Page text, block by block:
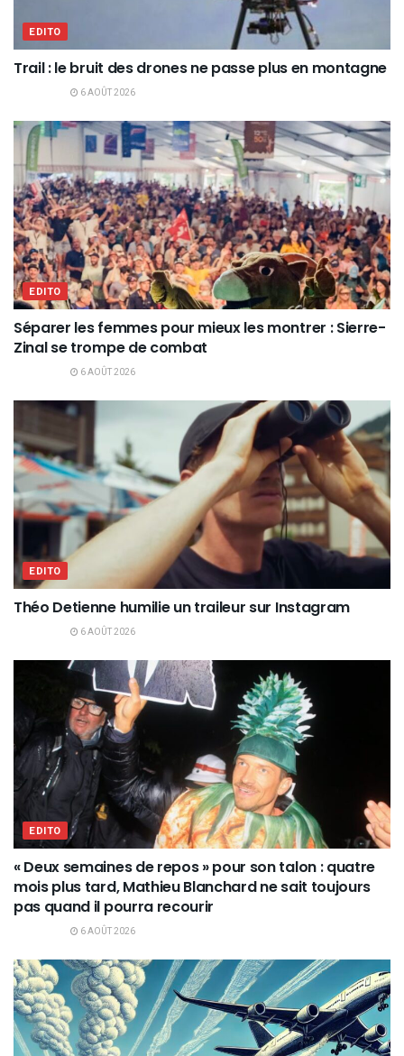
EDITO
Trail : le bruit des drones ne passe plus en montagne
6 AOÛT 2026
EDITO
Séparer les femmes pour mieux les montrer : Sierre-
Zinal se trompe de combat
6 AOÛT 2026
EDITO
Théo Detienne humilie un traileur sur Instagram
6 AOÛT 2026
EDITO
« Deux semaines de repos » pour son talon : quatre
mois plus tard, Mathieu Blanchard ne sait toujours
pas quand il pourra recourir
6 AOÛT 2026